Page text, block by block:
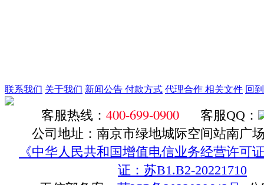
联系我们 关于我们 新闻公告 付款方式 代理合作 相关文件 回
客服热线： 400-699-0900客服QQ：
公司地址：南京市绿地城际空间站南广
《中华人民共和国增值电信业务经营许可
证：苏B1.B2-20221710